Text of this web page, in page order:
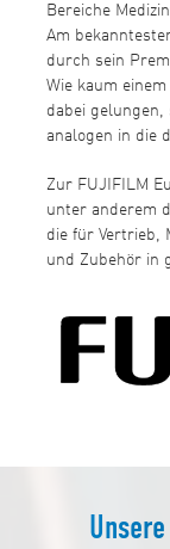
Bereiche
Am
durch sein
Wie kaum
dabei
analogen in die
Zur FUJIFILM
unter anderem
die für Vertrieb,
und Zubehör in